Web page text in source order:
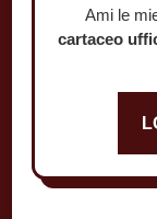
Ami le
cartaceo